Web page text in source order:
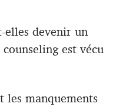
elles devenir un
est vécu
les manquements